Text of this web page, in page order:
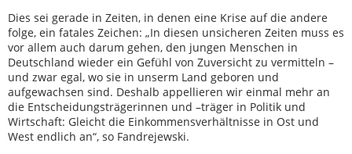
Dies sei gerade in Zeiten, in denen eine Krise auf die andere
folge, ein fatales Zeichen: „In diesen unsicheren Zeiten muss es
vor allem auch darum gehen, den jungen Menschen in
Deutschland wieder ein Gefühl von Zuversicht zu vermitteln –
und zwar egal, wo sie in unserm Land geboren und
aufgewachsen sind. Deshalb appellieren wir einmal mehr an
die Entscheidungsträgerinnen und –träger in Politik und
Wirtschaft: Gleicht die Einkommensverhältnisse in Ost und
West endlich an“, so Fandrejewski.